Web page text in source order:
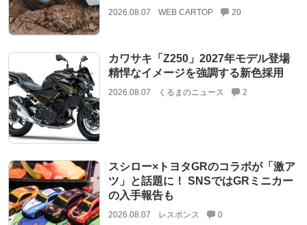
2026.08.07 WEB CARTOP 20
カワサキ「Z250」2027年モデル登場
精悍なイメージを強調する新色採用
2026.08.07 くるまのニュース 2
スシロー×トヨタGRのコラボが「激ア
ツ」と話題に！ SNSではGRミニカー
の入手報告も
2026.08.07 レスポンス 0